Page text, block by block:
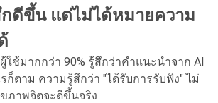
ดีขึ้น แต่ไม่ได้หมายความ
ใช้มากกว่า 90% รู้สึกว่าคำแนะนำจาก AI
ก็ตาม ความรู้สึกว่า "ได้รับการรับฟัง" ไม่
ภาพจิตจะดีขึ้นจริง